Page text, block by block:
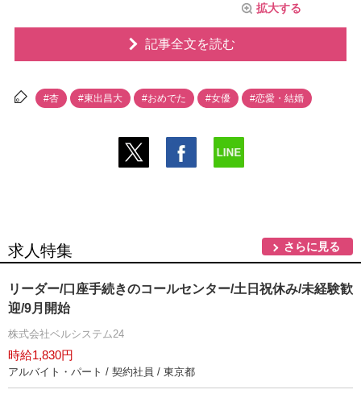
拡大する
記事全文を読む
#杏 #東出昌大 #おめでた #女優 #恋愛・結婚
求人特集 さらに見る
リーダー/口座手続きのコールセンター/土日祝休み/未経験歓
迎/9月開始
株式会社ベルシステム24
時給1,830円
アルバイト・パート / 契約社員 / 東京都